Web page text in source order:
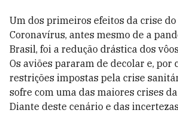
Um dos primeiros efeitos da crise
Coronavírus, antes mesmo de a
Brasil, foi a redução drástica dos
Os aviões pararam de decolar e, por
restrições impostas pela crise
sofre com uma das maiores crises
Diante deste cenário e das